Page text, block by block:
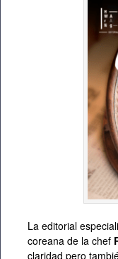
La editorial
coreana de la chef
claridad pero